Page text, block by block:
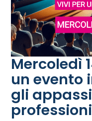
Mercoledì
un evento
gli